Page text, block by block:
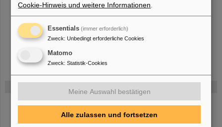
mehr.
Cookie-Hinweis und weitere Informationen
Essentials (immer erforderlich)
Zweck: Unbedingt erforderliche Cookies
Matomo
Zweck: Statistik-Cookies
Meine Auswahl bestätigen
Alle zulassen und fortsetzen